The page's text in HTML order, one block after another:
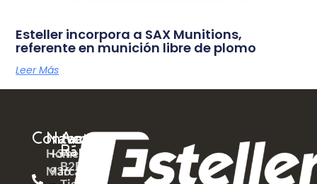
Esteller incorpora a SAX Munitions,
referente en munición libre de plomo
Leer Más
Contacto
+34
936
Navega
Home
Marcas
Acceso
Rápido
B2B